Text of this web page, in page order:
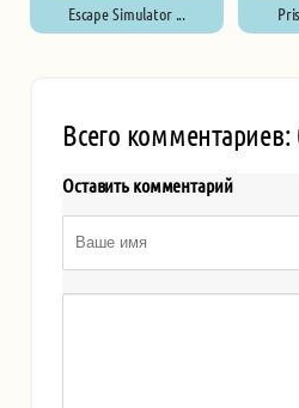
Escape Simulator ...
Всего комментариев:
Оставить комментарий